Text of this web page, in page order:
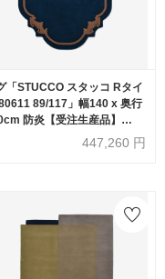
「STUCCO スタッコ Rタイ
89/117」幅140 x 奥行
防炎【受注生産品】
1819（フィッ
447,260 円